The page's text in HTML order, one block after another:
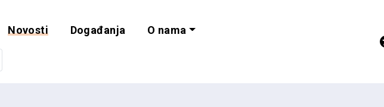
i programe EU
Novosti Događanja O nama